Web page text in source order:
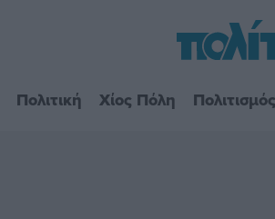
Πολιτική Χίος Πόλη Πολιτισμός